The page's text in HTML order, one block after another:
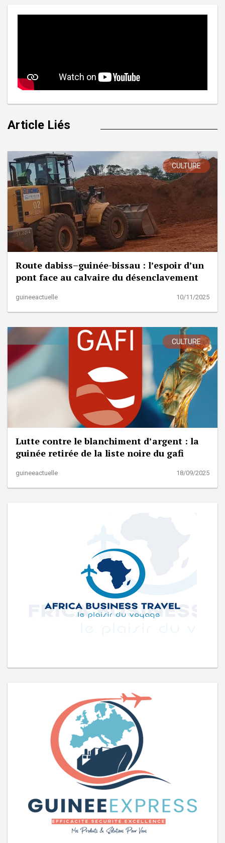
Article Liés
CULTURE
Route dabiss–guinée-bissau : l’espoir d’un
pont face au calvaire du désenclavement
guineeactuelle 10/11/2025
CULTURE
Lutte contre le blanchiment d’argent : la
guinée retirée de la liste noire du gafi
guineeactuelle 18/09/2025